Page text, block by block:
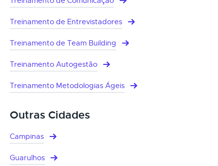
Treinamento de Entrevistadores
Treinamento de Team Building
Treinamento Autogestão
Treinamento Metodologias Ágeis
Outras Cidades
Campinas
Guarulhos